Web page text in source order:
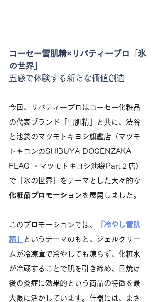
コーセー雪肌精×リバティープロ「氷
の世界」
五感で体験する新たな価値創造
今回、リバティープロはコーセー化粧品
の代表ブランド「雪肌精」と共に、渋谷
と池袋のマツモトキヨシ旗艦店（マツモ
トキヨシのSHIBUYA DOGENZAKA
FLAG ・マツモトキヨシ池袋Part２店）
で「氷の世界」をテーマとした大々的な
化粧品プロモーションを展開しました。
このプロモーションでは、
「冷やし雪肌
精」
というテーマのもと、ジェルクリー
ムが冷凍庫で冷やしても凍らず、化粧水
が冷蔵することで肌を引き締め、日焼け
後の炎症に効果的という商品の特徴を最
大限に活かしています。什器には、まさ